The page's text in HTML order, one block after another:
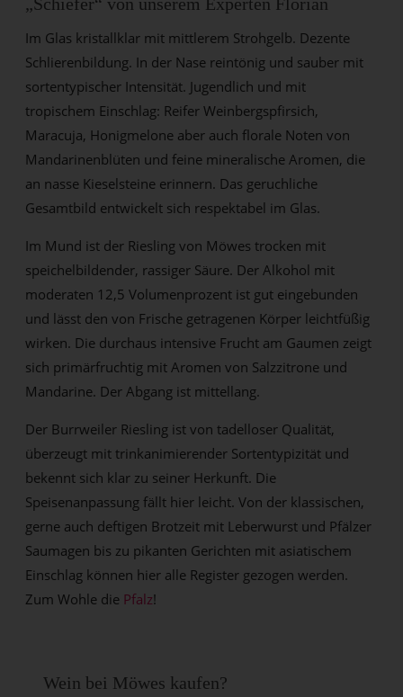
Im Glas kristallklar mit mittlerem Strohgelb. Dezente
Schlierenbildung. In der Nase reintönig und sauber mit
sortentypischer Intensität. Jugendlich und mit
tropischem Einschlag: Reifer Weinbergspfirsich,
Maracuja, Honigmelone aber auch florale Noten von
Mandarinenblüten und feine mineralische Aromen, die
an nasse Kieselsteine erinnern. Das geruchliche
Gesamtbild entwickelt sich respektabel im Glas.
Im Mund ist der Riesling von Möwes trocken mit
speichelbildender, rassiger Säure. Der Alkohol mit
moderaten 12,5 Volumenprozent ist gut eingebunden
und lässt den von Frische getragenen Körper leichtfüßig
wirken. Die durchaus intensive Frucht am Gaumen zeigt
sich primärfruchtig mit Aromen von Salzzitrone und
Mandarine. Der Abgang ist mittellang.
Der Burrweiler Riesling ist von tadelloser Qualität,
überzeugt mit trinkanimierender Sortentypizität und
bekennt sich klar zu seiner Herkunft. Die
Speisenanpassung fällt hier leicht. Von der klassischen,
gerne auch deftigen Brotzeit mit Leberwurst und Pfälzer
Saumagen bis zu pikanten Gerichten mit asiatischem
Einschlag können hier alle Register gezogen werden.
Zum Wohle die Pfalz!
Wein bei Möwes kaufen?